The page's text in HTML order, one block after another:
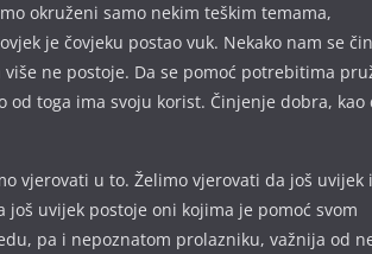
okruženi samo nekim teškim temama,
je čovjeku postao vuk. Nekako nam se
ne postoje. Da se pomoć potrebitima
od toga ima svoju korist. Činjenje dobra, kao
vjerovati u to. Želimo vjerovati da još uvijek
uvijek postoje oni kojima je pomoć svom
pa i nepoznatom prolazniku, važnija od